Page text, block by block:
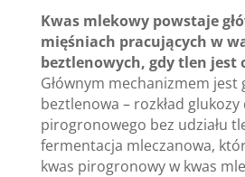
Kwas mlekowy powstaje
mięśniach pracujących w
beztlenowych, gdy tlen jest
Głównym mechanizmem jest
beztlenowa – rozkład glukozy
pirogronowego bez udziału
fermentacja mleczanowa,
kwas pirogronowy w kwas